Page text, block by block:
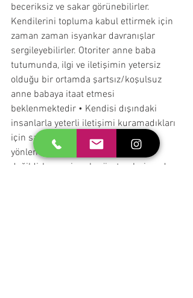
beceriksiz ve sakar görünebilirler.
Kendilerini topluma kabul ettirmek için
zaman zaman isyankar davranışlar
sergileyebilirler. Otoriter anne baba
tutumunda, ilgi ve iletişimin yetersiz
olduğu bir ortamda şartsız/koşulsuz
anne babaya itaat etmesi
beklenmektedir • Kendisi dışındaki
insanlarla yeterli iletişimi kuramadıkları
için saldırganlığı kendisine
yönlendirebilirler. • Yeniliklere açık
değildirler, yeni şeyler üretmeleri zordur.